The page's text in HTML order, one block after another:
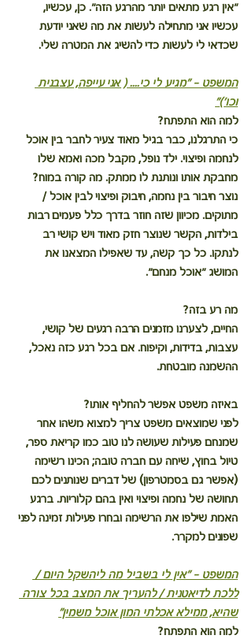
"אין רגע מתאים יותר מהרגע הזה". כן, עכשיו,
עכשיו אני מתחילה לעשות את מה שאני יודעת
שכדאי לי לעשות כדי להשיג את המטרה שלי.
המשפט – ״מגיע לי כי.... ( אני עייפה, עצבנית
וכו')״
למה הוא התפתח?
כי התרגלנו, כבר בגיל מאוד צעיר לחבר בין אוכל
לנחמה ופיצוי. ילד נופל, מקבל מכה ואמא שלו
מחבקת אותו ונותנת לו ממתק. מה קורה במוח?
נוצר חיבור בין נחמה, חיבוק ופיצוי לבין אוכל /
מתוקים. מכיוון שזה חוזר בדרך כלל פעמים רבות
בילדות, הקשר שנוצר חזק מאוד ויש קושי רב
לנתקו. כל כך קשה, עד שאפילו המצאנו את
המושג "אוכל מנחם".
מה רע בזה?
החיים, לצערנו מזמנים הרבה רגעים של קושי,
עצבות, בדידות, וקיפוח. אם בכל רגע כזה נאכל,
ההשמנה מובטחת.
באיזה משפט אפשר להחליף אותו?
לפני שמוצאים משפט צריך למצוא משהו אחר
שמנחם פעילות שעושה לנו טוב כמו קריאת ספר,
טיול בחוץ, שיחה עם חברה טובה; הכינו רשימה
(אפשר גם בסמטרפון) של דברים שנותנים לכם
תחושה של נחמה ופיצוי ואין בהם קלוריות. ברגע
האמת שילפו את הרשימה ובחרו פעילות זמינה לפני
שפונים למקרר.
המשפט – ״אין לי בשביל מה ליהשקל היום /
ללכת לדיאטנית / להעריך את המצב בכל צורה
שהיא, ממילא אכלתי המון אוכל משמין״
למה הוא התפתח?